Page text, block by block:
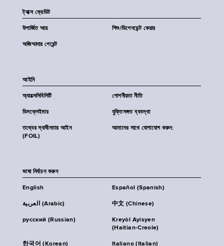
ট্যাক্স ক্রেডিট
উপার্জিত আয় শিশু/ডিপেনডেন্ট কেয়ার
অজিম্মাদার পেরেন্ট
আইনি
অ্যাক্সেসিবিলিটি গোপনীয়তা নীতি
ডিসক্লেইমার যুক্তিসঙ্গত ব্যবস্থা
তথ্যের স্বাধীনতার আইন
(FOIL)
আমাদের সাথে যোগাযোগ করুন:
ভাষা নির্বাচন করুন
English Español (Spanish)
العربية (Arabic) 中文 (Chinese)
русский (Russian)
Kreyòl Ayisyen
(Haitian-Creole)
한국어 (Korean) Italiano (Italian)